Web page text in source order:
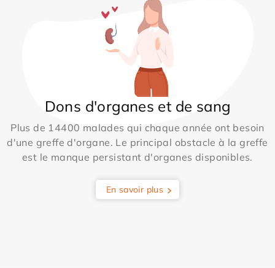
Dons d'organes et de sang
Plus de 14400 malades qui chaque année ont besoin
d'une greffe d'organe. Le principal obstacle à la greffe
est le manque persistant d'organes disponibles.
En savoir plus